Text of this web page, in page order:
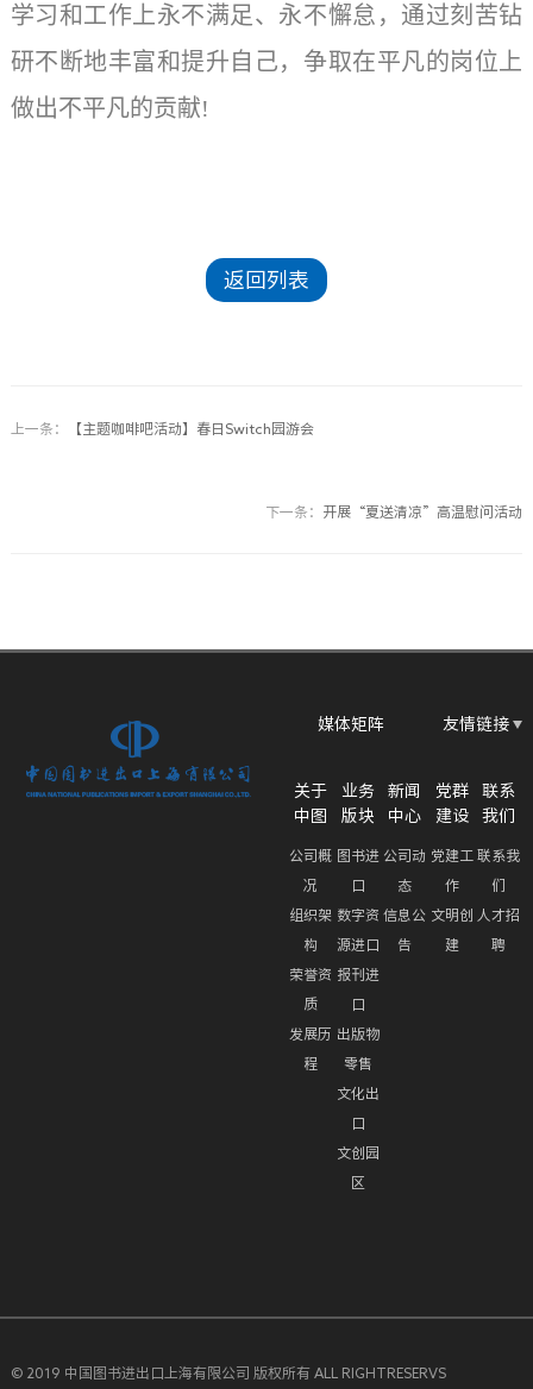
学习和工作上永不满足、永不懈怠，通过刻苦钻
研不断地丰富和提升自己，争取在平凡的岗位上
做出不平凡的贡献!
返回列表
上一条： 【主题咖啡吧活动】春日Switch园游会
下一条： 开展“夏送清凉”高温慰问活动
友情链接
媒体矩阵
关于
中图
公司概
况
组织架
构
荣誉资
质
发展历
程
业务
版块
图书进
口
数字资
源进口
报刊进
口
出版物
零售
文化出
口
文创园
区
新闻
中心
公司动
态
信息公
告
党群
建设
党建工
作
文明创
建
联系
我们
联系我
们
人才招
聘
© 2019 中国图书进出口上海有限公司 版权所有 ALL RIGHTRESERVS